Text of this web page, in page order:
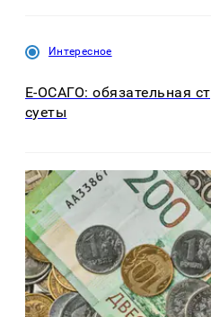
Интересное
Е-ОСАГО: обязательная
суеты